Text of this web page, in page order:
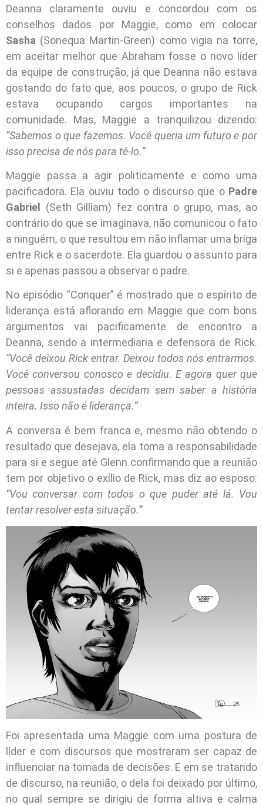
Deanna claramente ouviu e concordou com os
conselhos dados por Maggie, como em colocar
Sasha (Sonequa Martin-Green) como vigia na torre,
em aceitar melhor que Abraham fosse o novo líder
da equipe de construção, já que Deanna não estava
gostando do fato que, aos poucos, o grupo de Rick
estava ocupando cargos importantes na
comunidade. Mas, Maggie a tranquilizou dizendo:
“Sabemos o que fazemos. Você queria um futuro e por
isso precisa de nós para tê-lo.”
Maggie passa a agir politicamente e como uma
pacificadora. Ela ouviu todo o discurso que o Padre
Gabriel
(Seth Gilliam) fez contra o grupo, mas, ao
contrário do que se imaginava, não comunicou o fato
a ninguém, o que resultou em não inflamar uma briga
entre Rick e o sacerdote. Ela guardou o assunto para
si e apenas passou a observar o padre.
No episódio “Conquer” é mostrado que o espírito de
liderança está aflorando em Maggie que com bons
argumentos vai pacificamente de encontro a
Deanna, sendo a intermediaria e defensora de Rick.
“Você deixou Rick entrar. Deixou todos nós entrarmos.
Você conversou conosco e decidiu. E agora quer que
pessoas assustadas decidam sem saber a história
inteira. Isso não é liderança.”
A conversa é bem franca e, mesmo não obtendo o
resultado que desejava, ela toma a responsabilidade
para si e segue até Glenn confirmando que a reunião
tem por objetivo o exílio de Rick, mas diz ao esposo:
“Vou conversar com todos o que puder até lá. Vou
tentar resolver esta situação.”
Foi apresentada uma Maggie com uma postura de
líder e com discursos que mostraram ser capaz de
influenciar na tomada de decisões. E em se tratando
de discurso, na reunião, o dela foi deixado por último,
no qual sempre se dirigiu de forma altiva e calma